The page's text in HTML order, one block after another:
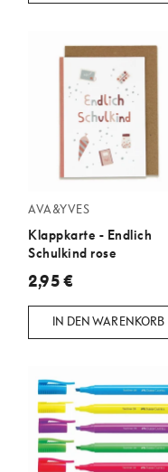
AVA&YVES
Klappkarte - Endlich
Schulkind rose
2,95 €
IN DEN WARENKORB